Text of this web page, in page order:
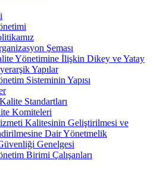
Şeması
Yönetimine İlişkin Dikey ve Yatay
Yapılar
Sisteminin Yapısı
Standartları
Komiteleri
Kalitesinin Geliştirilmesi ve
Dair Yönetmelik
Genelgesi
Birimi Çalışanları